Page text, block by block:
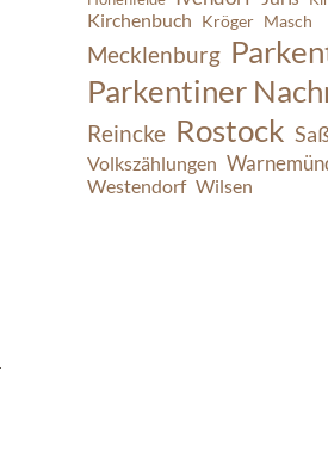
Kirchenbuch Kröger Masch
Mecklenburg
Parkentiner
Reincke Rostock
Volkszählungen
Westendorf Wilsen